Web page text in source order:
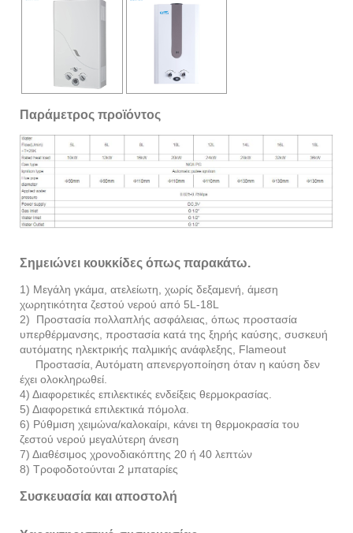
Παράμετρος προϊόντος
Σημειώνει κουκκίδες όπως παρακάτω.
1) Μεγάλη γκάμα, ατελείωτη, χωρίς δεξαμενή, άμεση
χωρητικότητα ζεστού νερού από 5L-18L
2) Προστασία πολλαπλής ασφάλειας, όπως προστασία
υπερθέρμανσης, προστασία κατά της ξηρής καύσης, συσκευή
αυτόματης ηλεκτρικής παλμικής ανάφλεξης, Flameout
Προστασία, Αυτόματη απενεργοποίηση όταν η καύση δεν
έχει ολοκληρωθεί.
4) Διαφορετικές επιλεκτικές ενδείξεις θερμοκρασίας.
5) Διαφορετικά επιλεκτικά πόμολα.
6) Ρύθμιση χειμώνα/καλοκαίρι, κάνει τη θερμοκρασία του
ζεστού νερού μεγαλύτερη άνεση
7) Διαθέσιμος χρονοδιακόπτης 20 ή 40 λεπτών
8) Τροφοδοτούνται 2 μπαταρίες
Συσκευασία και αποστολή